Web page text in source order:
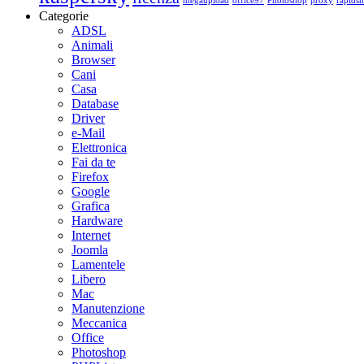
Categorie
ADSL
Animali
Browser
Cani
Casa
Database
Driver
e-Mail
Elettronica
Fai da te
Firefox
Google
Grafica
Hardware
Internet
Joomla
Lamentele
Libero
Mac
Manutenzione
Meccanica
Office
Photoshop